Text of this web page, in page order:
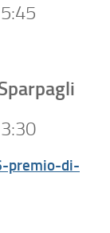
premio-di-